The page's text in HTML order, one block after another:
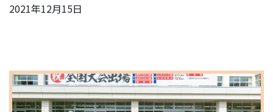
2021年12月15日